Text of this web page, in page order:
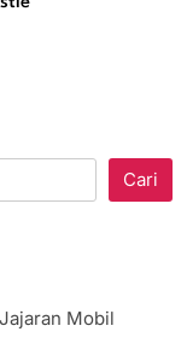
Cari
Mobil